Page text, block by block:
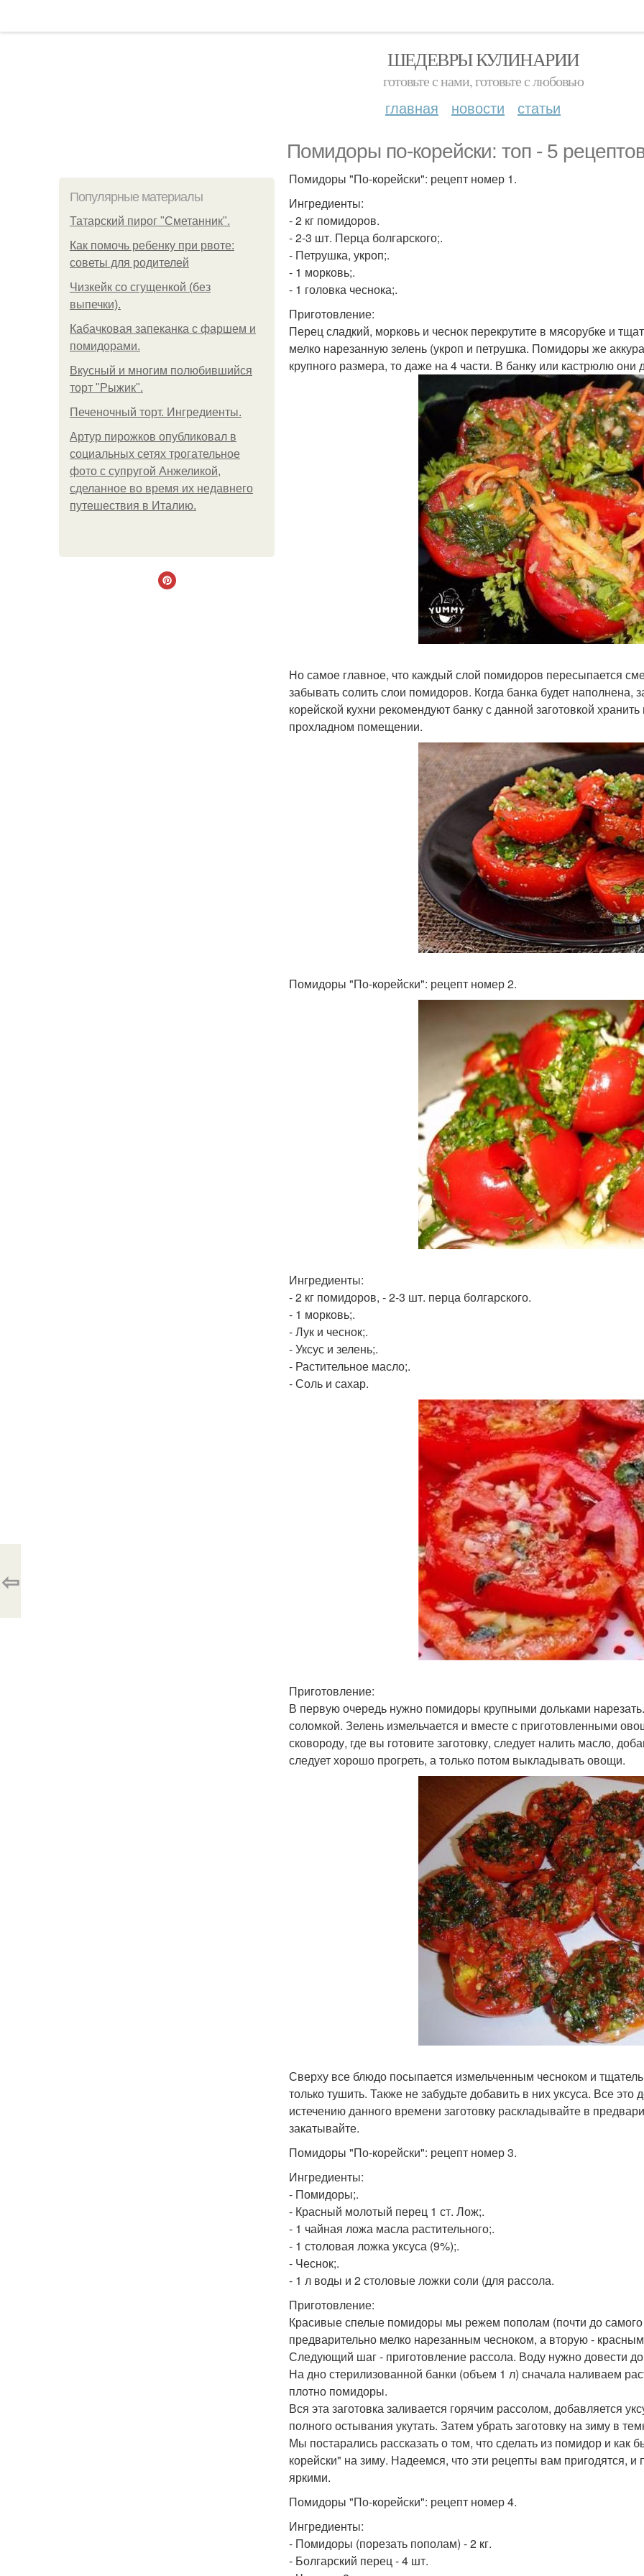
ШЕДЕВРЫ КУЛИНАРИИ
готовьте с нами, готовьте с любовью
главная новости статьи
Помидоры по-корейски: топ - 5
Популярные материалы
Татарский пирог "Сметанник".
Как помочь ребенку при рвоте:
советы для родителей
Чизкейк со сгущенкой (без
выпечки).
Кабачковая запеканка с фаршем и
помидорами.
Вкусный и многим полюбившийся
торт "Рыжик".
Печеночный торт. Ингредиенты.
Артур пирожков опубликовал в
социальных сетях трогательное
фото с супругой Анжеликой,
сделанное во время их недавнего
путешествия в Италию.
Помидоры "По-корейски": рецепт номер 1.
Ингредиенты:
- 2 кг помидоров.
- 2-3 шт. Перца болгарского;.
- Петрушка, укроп;.
- 1 морковь;.
- 1 головка чеснока;.
Приготовление:
Перец сладкий, морковь и чеснок перекрутите в мясорубке и
мелко нарезанную зелень (укроп и петрушка. Помидоры же
крупного размера, то даже на 4 части. В банку или кастрюлю
Но самое главное, что каждый слой помидоров пересыпается
забывать солить слои помидоров. Когда банка будет
корейской кухни рекомендуют банку с данной заготовкой
прохладном помещении.
Помидоры "По-корейски": рецепт номер 2.
Ингредиенты:
- 2 кг помидоров, - 2-3 шт. перца болгарского.
- 1 морковь;.
- Лук и чеснок;.
- Уксус и зелень;.
- Растительное масло;.
- Соль и сахар.
Приготовление:
В первую очередь нужно помидоры крупными дольками
соломкой. Зелень измельчается и вместе с приготовленными
сковороду, где вы готовите заготовку, следует налить масло,
следует хорошо прогреть, а только потом выкладывать овощи.
Сверху все блюдо посыпается измельченным чесноком и
только тушить. Также не забудьте добавить в них уксуса. Все
истечению данного времени заготовку раскладывайте в
закатывайте.
Помидоры "По-корейски": рецепт номер 3.
Ингредиенты:
- Помидоры;.
- Красный молотый перец 1 ст. Лож;.
- 1 чайная ложа масла растительного;.
- 1 столовая ложка уксуса (9%);.
- Чеснок;.
- 1 л воды и 2 столовые ложки соли (для рассола.
Приготовление:
Красивые спелые помидоры мы режем пополам (почти до
предварительно мелко нарезанным чесноком, а вторую -
Следующий шаг - приготовление рассола. Воду нужно довести
На дно стерилизованной банки (объем 1 л) сначала наливаем
плотно помидоры.
Вся эта заготовка заливается горячим рассолом, добавляется
полного остывания укутать. Затем убрать заготовку на зиму в
Мы постарались рассказать о том, что сделать из помидор и как
корейски" на зиму. Надеемся, что эти рецепты вам пригодятся,
яркими.
Помидоры "По-корейски": рецепт номер 4.
Ингредиенты:
- Помидоры (порезать пополам) - 2 кг.
- Болгарский перец - 4 шт.
⇦